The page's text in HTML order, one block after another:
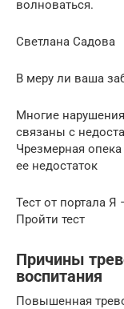
волноваться.
Светлана Садова
В меру ли ваша
Многие
связаны с
Чрезмерная
ее недостаток
Тест от портала Я
Пройти тест
Причины
воспитания
Повышенная